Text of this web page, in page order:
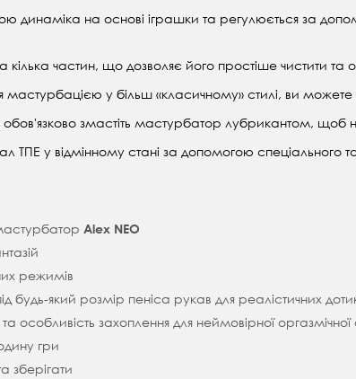
динаміка на основі іграшки та регулюється за
кілька частин, що дозволяє його простіше чистити
у більш «класичному» стилі, ви можете
змастіть мастурбатор лубрикантом, щоб
TПЕ у відмінному стані за допомогою спеціального
Alex NEO
режимів
будь-який розмір пеніса рукав для реалістичних
особливість захоплення для неймовірної оргазмічної
гри
зберігати